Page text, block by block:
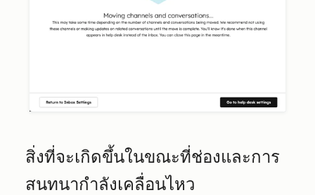
สิ่งที่จะเกิดขึ้นในขณะที่ช่องและการ
สนทนากำลังเคลื่อนไหว